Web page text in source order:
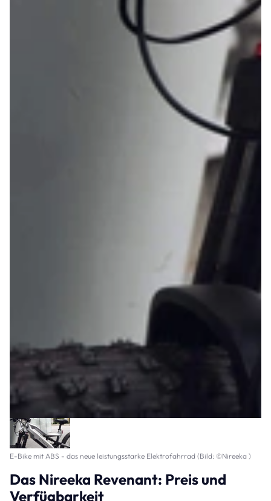
E-Bike mit ABS - das neue leistungsstarke Elektrofahrrad (Bild: ©Nireeka )
Das Nireeka Revenant: Preis und
Verfügbarkeit